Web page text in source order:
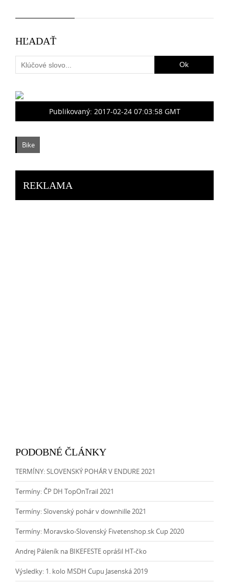
HĽADAŤ
Publikovaný: 2017-02-24 07:03:58 GMT
Bike
REKLAMA
PODOBNÉ ČLÁNKY
TERMÍNY: SLOVENSKÝ POHÁR V ENDURE 2021
Termíny: ČP DH TopOnTrail 2021
Termíny: Slovenský pohár v downhille 2021
Termíny: Moravsko-Slovenský Fivetenshop.sk Cup 2020
Andrej Páleník na BIKEFESTE oprášil HT-čko
Výsledky: 1. kolo MSDH Cupu Jasenská 2019